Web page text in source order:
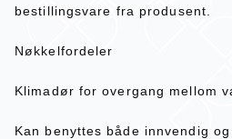
bestillingsvare fra produsent.
Nøkkelfordeler
Klimadør for overgang mellom
Kan benyttes både innvendig